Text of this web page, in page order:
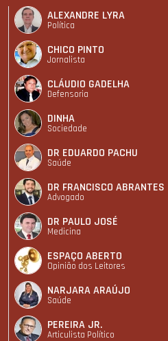
ALEXANDRE LYRA
Política
CHICO PINTO
Jornalista
CLÁUDIO GADELHA
Defensoria
DINHA
Sociedade
DR EDUARDO PACHU
Saúde
DR FRANCISCO ABRANTES
Advogado
DR PAULO JOSÉ
Medicina
ESPAÇO ABERTO
Opinião dos Leitores
NARJARA ARAÚJO
Saúde
PEREIRA JR.
Articulista Polí­tico